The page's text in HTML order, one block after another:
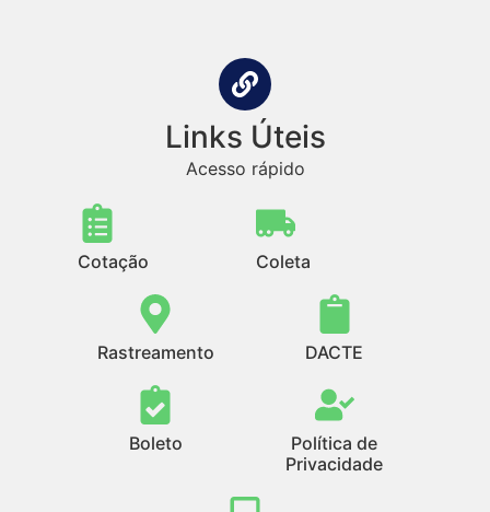
Links Úteis
Acesso rápido
Cotação Coleta
Rastreamento DACTE
Boleto
Política de
Privacidade